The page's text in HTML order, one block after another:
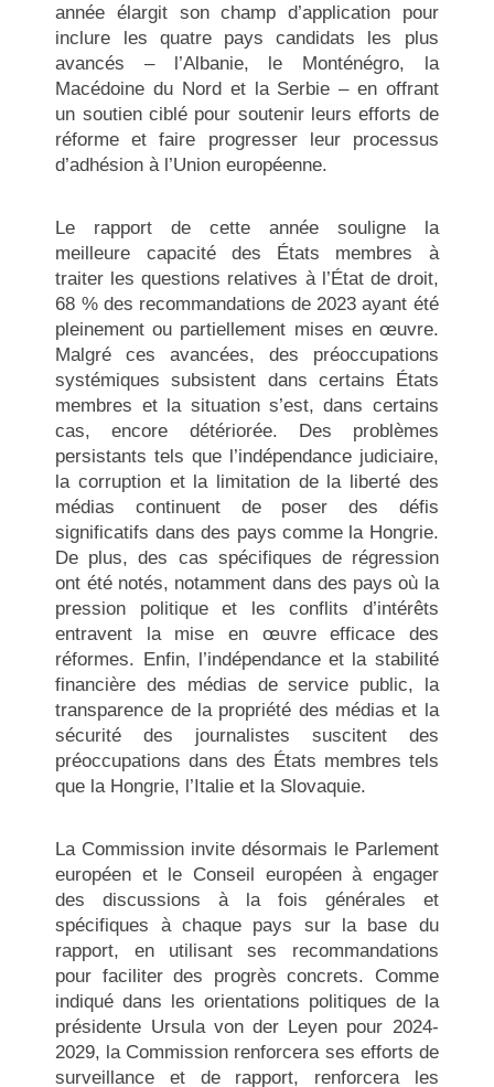
année élargit son champ d’application pour
inclure les quatre pays candidats les plus
avancés – l’Albanie, le Monténégro, la
Macédoine du Nord et la Serbie – en offrant
un soutien ciblé pour soutenir leurs efforts de
réforme et faire progresser leur processus
d’adhésion à l’Union européenne.
Le rapport de cette année souligne la
meilleure capacité des États membres à
traiter les questions relatives à l’État de droit,
68 % des recommandations de 2023 ayant été
pleinement ou partiellement mises en œuvre.
Malgré ces avancées, des préoccupations
systémiques subsistent dans certains États
membres et la situation s’est, dans certains
cas, encore détériorée. Des problèmes
persistants tels que l’indépendance judiciaire,
la corruption et la limitation de la liberté des
médias continuent de poser des défis
significatifs dans des pays comme la Hongrie.
De plus, des cas spécifiques de régression
ont été notés, notamment dans des pays où la
pression politique et les conflits d’intérêts
entravent la mise en œuvre efficace des
réformes. Enfin, l’indépendance et la stabilité
financière des médias de service public, la
transparence de la propriété des médias et la
sécurité des journalistes suscitent des
préoccupations dans des États membres tels
que la Hongrie, l’Italie et la Slovaquie.
La Commission invite désormais le Parlement
européen et le Conseil européen à engager
des discussions à la fois générales et
spécifiques à chaque pays sur la base du
rapport, en utilisant ses recommandations
pour faciliter des progrès concrets. Comme
indiqué dans les orientations politiques de la
présidente Ursula von der Leyen pour 2024-
2029, la Commission renforcera ses efforts de
surveillance et de rapport, renforcera les